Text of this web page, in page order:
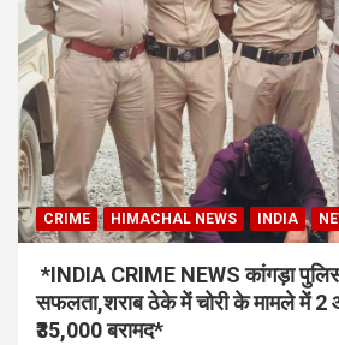
CRIME HIMACHAL NEWS INDIA
*INDIA CRIME NEWS कांगड़ा
सफलता,शराब ठेके में चोरी के मामले में 2
₹35,000 बरामद*